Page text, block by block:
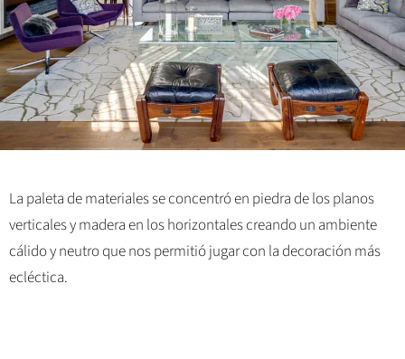
La paleta de materiales se concentró en piedra de los planos
verticales y madera en los horizontales creando un ambiente
cálido y neutro que nos permitió jugar con la decoración más
ecléctica.